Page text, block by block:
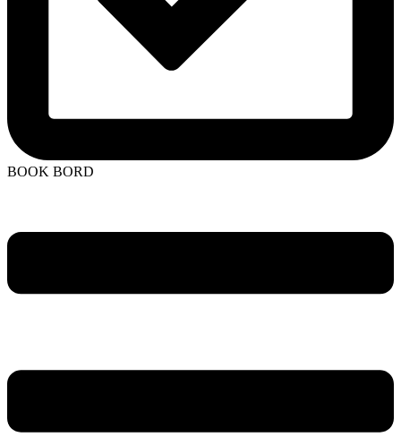
BOOK BORD